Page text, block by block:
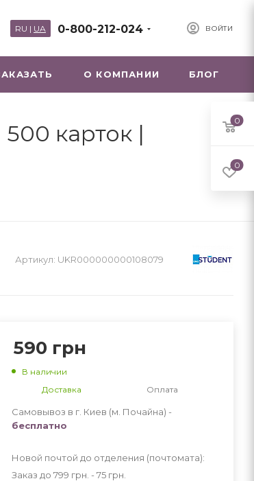
ВОЙТИ
0-800-212-024
RU | UA
О КОМПАНИИ БЛОГ
карток |
Артикул: UKR000000000108079
590 грн
В наличии
Доставка
Оплата
Самовывоз в г. Киев (м. Почайна) -
бесплатно
Новой почтой до отделения (почтомата):
Заказ до 799 грн. - 75 грн
0
0